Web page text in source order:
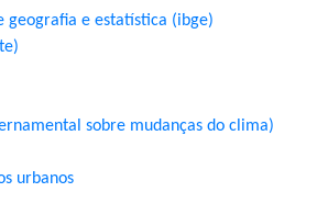
geografia e estatística (ibge)
sobre mudanças do clima)
urbanos